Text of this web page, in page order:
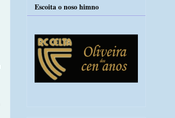
Escoita o noso himno